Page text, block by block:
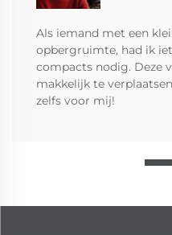
Als iemand met een
opbergruimte, had ik
compacts nodig. Deze
makkelijk te
zelfs voor mij!